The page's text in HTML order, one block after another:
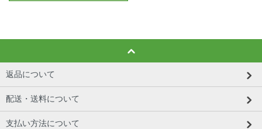
返品について
配送・送料について
支払い方法について